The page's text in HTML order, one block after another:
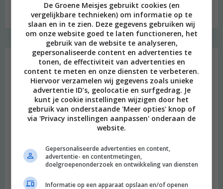
Budget recept: Linzensoep met kokosmelk
Instagram Merel
De Groene Meisjes gebruikt cookies (en
vergelijkbare technieken) om informatie op te
slaan en in te zien. Deze gegevens gebruiken wij
om onze website goed te laten functioneren, het
gebruik van de website te analyseren,
gepersonaliseerde content en advertenties te
tonen, de effectiviteit van advertenties en
content te meten en onze diensten te verbeteren.
Hiervoor verzamelen wij gegevens zoals unieke
advertentie ID’s, geolocatie en surfgedrag. Je
kunt je cookie instellingen wijzigen door het
gebruik van onderstaande 'Meer opties' knop of
via 'Privacy instellingen aanpassen' onderaan de
website.
Gepersonaliseerde advertenties en content,
advertentie- en contentmetingen,
doelgroepenonderzoek en ontwikkeling van diensten
Informatie op een apparaat opslaan en/of openen